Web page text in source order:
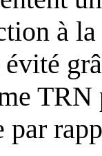
à
par